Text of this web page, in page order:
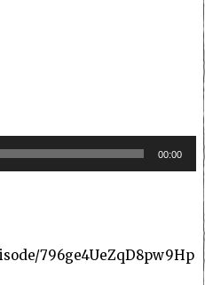
00:00
796ge4UeZqD8pw9Hp